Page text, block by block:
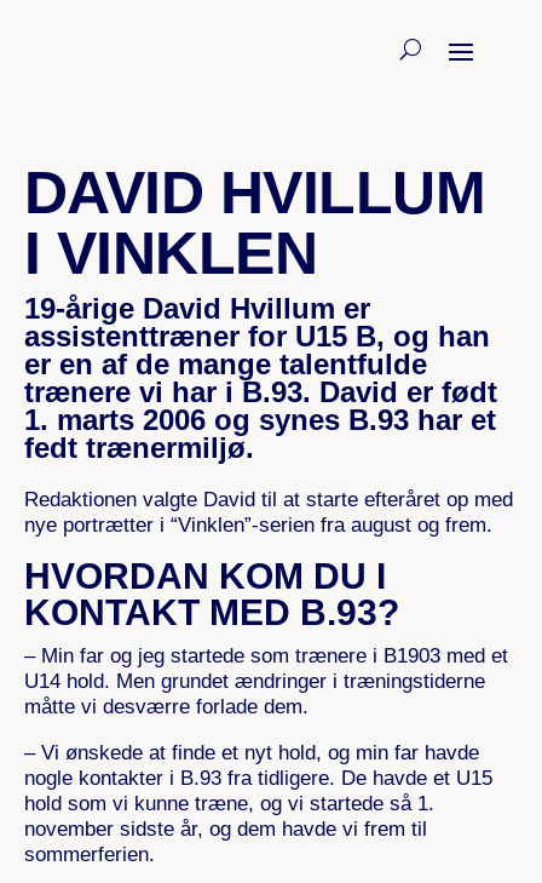
DAVID HVILLUM
I VINKLEN
19-årige David Hvillum er
assistenttræner for U15 B, og han
er en af de mange talentfulde
trænere vi har i B.93. David er født
1. marts 2006 og synes B.93 har et
fedt trænermiljø.
Redaktionen valgte David til at starte efteråret op med
nye portrætter i “Vinklen”-serien fra august og frem.
HVORDAN KOM DU I
KONTAKT MED B.93?
– Min far og jeg startede som trænere i B1903 med et
U14 hold. Men grundet ændringer i træningstiderne
måtte vi desværre forlade dem.
– Vi ønskede at finde et nyt hold, og min far havde
nogle kontakter i B.93 fra tidligere. De havde et U15
hold som vi kunne træne, og vi startede så 1.
november sidste år, og dem havde vi frem til
sommerferien.